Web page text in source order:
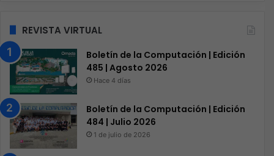
REVISTA VIRTUAL
Boletín de la Computación | Edición
485 | Agosto 2026
Hace 4 días
Boletín de la Computación | Edición
484 | Julio 2026
1 de julio de 2026